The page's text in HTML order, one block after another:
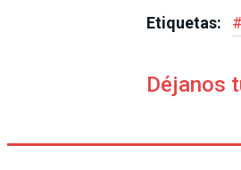
Etiquetas: #
Déjanos